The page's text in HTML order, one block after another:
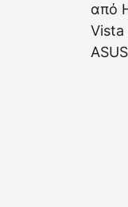
από
Vista